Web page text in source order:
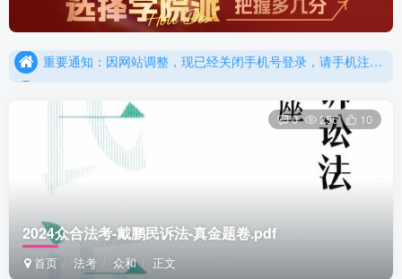
重要通知：因网站调整，现已经关闭手机号登录，请手机注册用户及时添加客服微信（微信号：dykz180），客服会协助将登陆方式更改为邮箱登录！
更新提示：已经更新部分机构主观题法考资料，推荐厚大的考点清单，高清版，特别适合学习！
2024众合法考-戴鹏民诉法-真金题卷.pdf
首页 法考 众和 正文
0 256 10